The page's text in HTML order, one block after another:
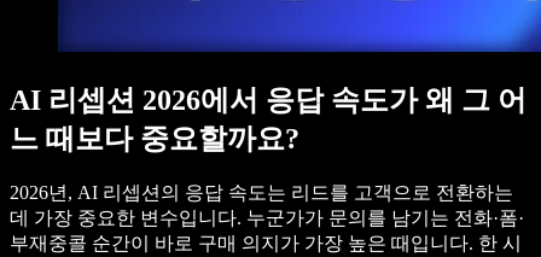
AI 리셉션 2026에서 응답 속도가 왜 그 어
느 때보다 중요할까요?
2026년, AI 리셉션의 응답 속도는 리드를 고객으로 전환하는
데 가장 중요한 변수입니다. 누군가가 문의를 남기는 전화·폼·
부재중콜 순간이 바로 구매 의지가 가장 높은 때입니다. 한 시